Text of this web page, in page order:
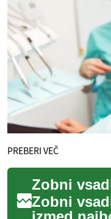
PREBERI VEČ
Zobni